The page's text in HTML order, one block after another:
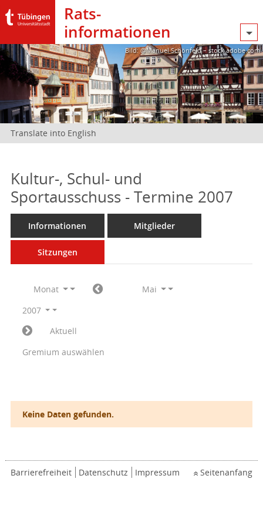
Rats­
informationen
Bild: @Manuel Schönfeld – stock.adobe.com
Translate into English
Kultur-, Schul- und
Sportausschuss - Termine 2007
Informationen Mitglieder
Sitzungen
Monat
Mai
2007
Aktuell
Gremium auswählen
Keine Daten gefunden.
Barrierefreiheit Datenschutz Impressum Seitenanfang